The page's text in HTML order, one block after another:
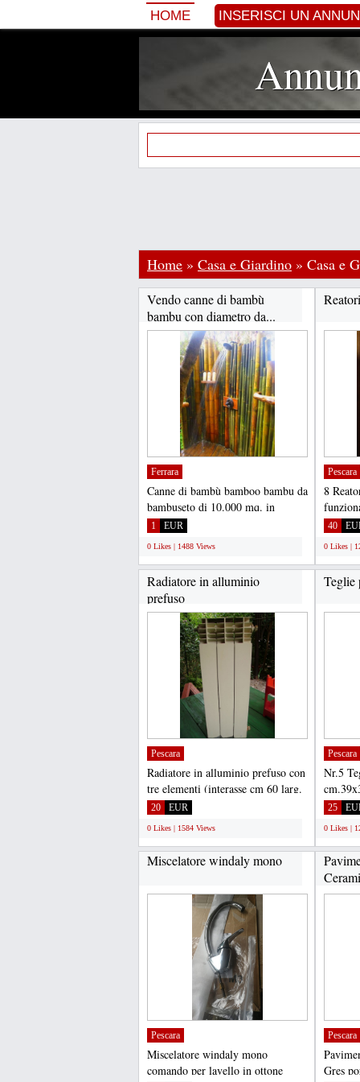
HOME INSERISCI UN
Home » Casa e Giardino » Casa e
Vendo canne di bambù
bambu con diametro da...
Ferrara
Canne di bambù bamboo bambu da
bambuseto di 10.000 mq. in
Piemonte vendo sia stagionate...
1 EUR
0 Likes | 1488 Views
Pescara
8
40
0 Likes |
Radiatore in alluminio
prefuso
Pescara
Radiatore in alluminio prefuso con
tre elementi (interasse cm 60 larg.
Cm.25 alt.70...
20 EUR
0 Likes | 1584 Views
Teglie
Pescara
Nr.5
tempo
25
0 Likes |
Miscelatore windaly mono
Pescara
Miscelatore windaly mono
comando per lavello in ottone
Pescara
Gres